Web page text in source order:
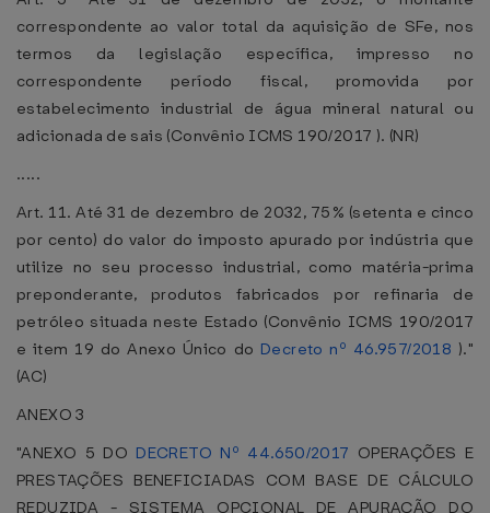
correspondente ao valor total da aquisição de SFe, nos
termos da legislação específica, impresso no
correspondente período fiscal, promovida por
estabelecimento industrial de água mineral natural ou
adicionada de sais (Convênio ICMS 190/2017 ). (NR)
.....
Art. 11. Até 31 de dezembro de 2032, 75% (setenta e cinco
por cento) do valor do imposto apurado por indústria que
utilize no seu processo industrial, como matéria-prima
preponderante, produtos fabricados por refinaria de
petróleo situada neste Estado (Convênio ICMS 190/2017
e item 19 do Anexo Único do Decreto nº 46.957/2018 )."
(AC)
ANEXO 3
"ANEXO 5 DO DECRETO Nº 44.650/2017 OPERAÇÕES E
PRESTAÇÕES BENEFICIADAS COM BASE DE CÁLCULO
REDUZIDA - SISTEMA OPCIONAL DE APURAÇÃO DO